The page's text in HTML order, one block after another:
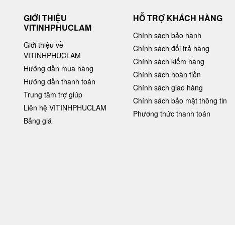
GIỚI THIỆU
VITINHPHUCLAM
Giới thiệu về
VITINHPHUCLAM
Hướng dẫn mua hàng
Hướng dẫn thanh toán
Trung tâm trợ giúp
Liên hệ VITINHPHUCLAM
Bảng giá
HỖ TRỢ KHÁCH HÀNG
Chính sách bảo hành
Chính sách đổi trả hàng
Chính sách kiểm hàng
Chính sách hoàn tiền
Chính sách giao hàng
Chính sách bảo mật thông tin
Phương thức thanh toán